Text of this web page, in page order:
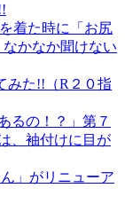
着た時に「お尻
かなか聞けない
みた!!（R２０指
るの！？」第７
、袖付けに目が
」がリニューア